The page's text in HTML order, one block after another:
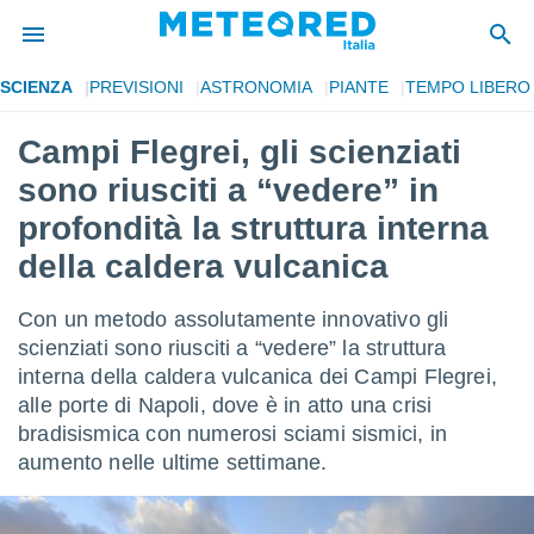
di
per
di
Web
le
SCIENZA PREVISIONI ASTRONOMIA PIANTE TEMPO LIBERO
Campi Flegrei, gli scienziati
sono riusciti a “vedere” in
profondità la struttura interna
della caldera vulcanica
Con un metodo assolutamente innovativo gli
scienziati sono riusciti a “vedere” la struttura
interna della caldera vulcanica dei Campi Flegrei,
alle porte di Napoli, dove è in atto una crisi
bradisismica con numerosi sciami sismici, in
aumento nelle ultime settimane.